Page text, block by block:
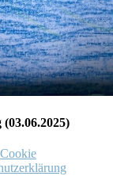
Cookie